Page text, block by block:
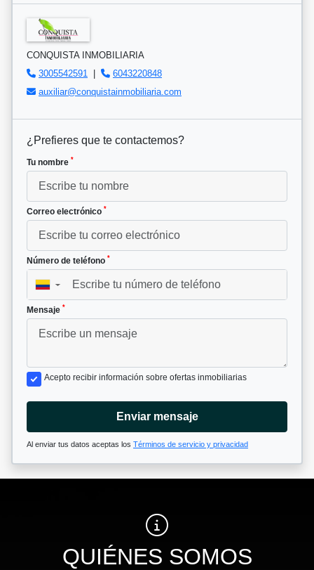
CONQUISTA INMOBILIARIA
3005542591
|
6043220848
auxiliar@conquistainmobiliaria.com
¿Prefieres que te contactemos?
Tu nombre *
Correo electrónico *
Número de teléfono *
▼
Mensaje *
Acepto recibir información sobre ofertas inmobiliarias
Enviar mensaje
Al enviar tus datos aceptas los Términos de servicio y privacidad
QUIÉNES SOMOS